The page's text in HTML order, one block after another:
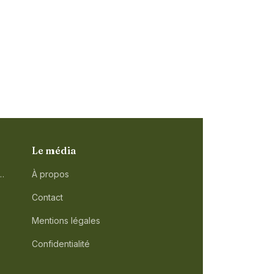
Le média
À propos
Contact
Mentions légales
Confidentialité